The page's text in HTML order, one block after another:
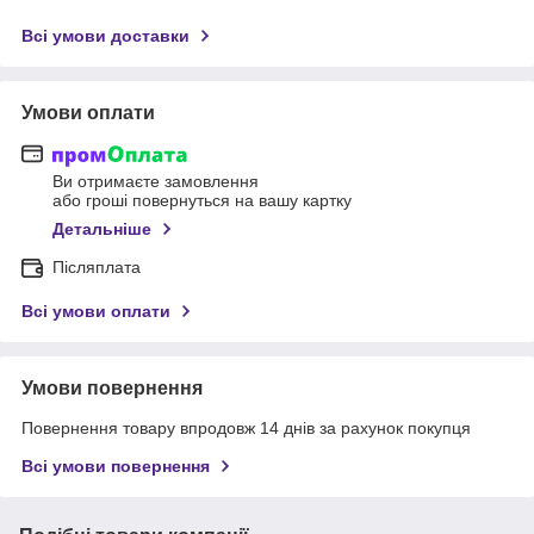
Всі умови доставки
Умови оплати
Ви отримаєте замовлення
або гроші повернуться на вашу картку
Детальніше
Післяплата
Всі умови оплати
Умови повернення
Повернення товару впродовж 14 днів за рахунок покупця
Всі умови повернення